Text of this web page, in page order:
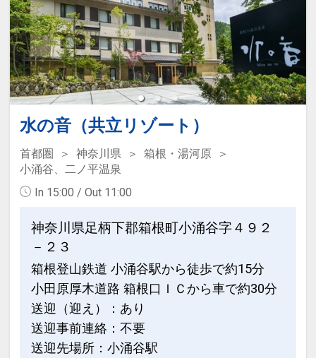
水の音（共立リゾート）
首都圏 神奈川県
箱根・湯河原
小涌谷、二ノ平温泉
In 15:00 / Out 11:00
神奈川県足柄下郡箱根町小涌谷字４９２
－２３
箱根登山鉄道 小涌谷駅から徒歩で約15分
小田原厚木道路 箱根口ＩＣから車で約30分
送迎（迎え）：あり
送迎事前連絡：不要
送迎先場所：小涌谷駅